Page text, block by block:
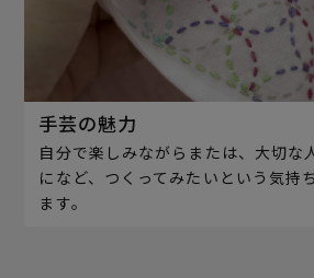
手芸の魅力
自分で楽しみながらまたは、大切な
になど、つくってみたいという気持
ます。